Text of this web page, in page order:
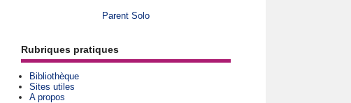
Parent Solo
Rubriques pratiques
Bibliothèque
Sites utiles
A propos